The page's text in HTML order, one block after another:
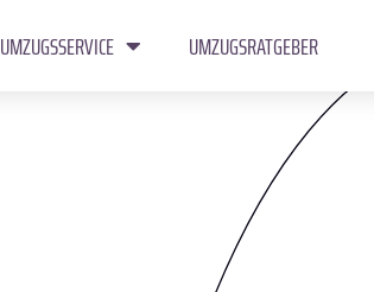
UMZUGSSERVICE UMZUGSRATGEBER